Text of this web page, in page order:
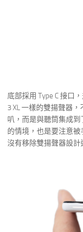
底部採用 Type C 接口
3 XL 一樣的雙揚聲器
叭，而是與聽筒集成
的情境，也是要注意
沒有移除雙揚聲器設計